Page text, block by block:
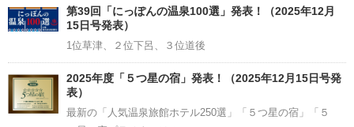
Channel
第39回「にっぽんの温泉100選」発表！（2025年12月
15日号発表）
1位草津、２位下呂、３位道後
2025年度「５つ星の宿」発表！（2025年12月15日号発
表）
最新の「人気温泉旅館ホテル250選」「５つ星の宿」「５